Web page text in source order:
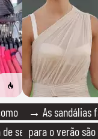
ser
→ As sandálias
para o verão